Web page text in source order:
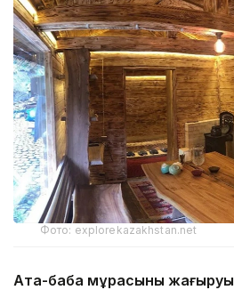
Фото: explorekazakhstan.net
Ата-баба мұрасының жаңғыруы